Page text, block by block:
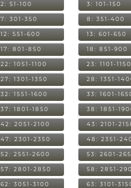
2: 51-100 3: 101-150
7: 301-350 8: 351-400
12: 551-600 13: 601-650
17: 801-850 18: 851-900
22: 1051-1100 23: 1101-1150
27: 1301-1350 28: 1351-
32: 1551-1600 33: 1601-
37: 1801-1850 38: 1851-
42: 2051-2100 43: 2101-
47: 2301-2350 48: 2351-
52: 2551-2600 53: 2601-
57: 2801-2850 58: 2851-
62: 3051-3100 63: 3101-